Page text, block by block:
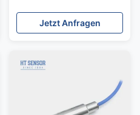
Jetzt Anfragen